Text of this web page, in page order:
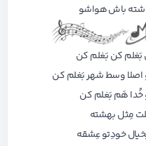
باش هواشو
بَغلم کن بَغلم کن
اصلا وسط شهر بَغلم کن
خُدا هَم بَغلم کن
مِثل بهشته
خودِتو عِشقه